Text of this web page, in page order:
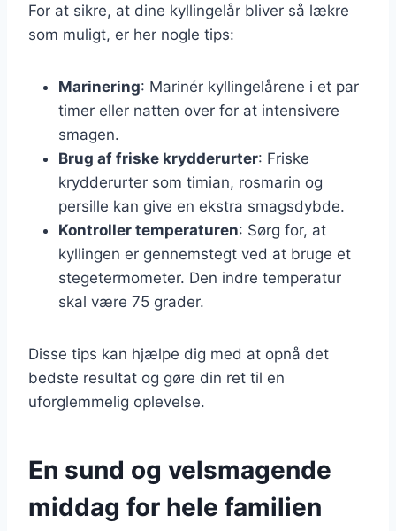
For at sikre, at dine kyllingelår bliver så lækre
som muligt, er her nogle tips:
Marinering: Marinér kyllingelårene i et par
timer eller natten over for at intensivere
smagen.
Brug af friske krydderurter: Friske
krydderurter som timian, rosmarin og
persille kan give en ekstra smagsdybde.
Kontroller temperaturen: Sørg for, at
kyllingen er gennemstegt ved at bruge et
stegetermometer. Den indre temperatur
skal være 75 grader.
Disse tips kan hjælpe dig med at opnå det
bedste resultat og gøre din ret til en
uforglemmelig oplevelse.
En sund og velsmagende
middag for hele familien